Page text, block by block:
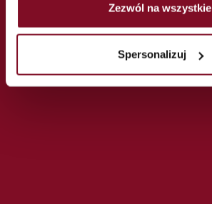
Zezwól na wszystkie
Spersonalizuj